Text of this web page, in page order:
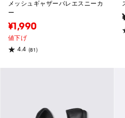
メッシュギャザーバレエスニーカ
ー
¥1,990
値下げ
4.4 (81)